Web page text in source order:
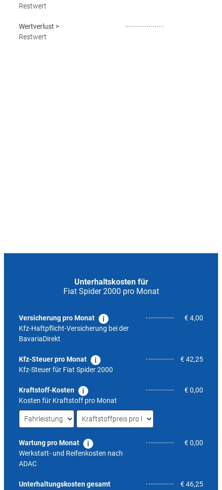
Restwert
Wertverlust >
Restwert
Unterhaltskosten für
Fiat Spider 2000 pro Monat
Versicherung pro Monat
Kfz-Haftpflicht-Versicherung bei der
BavariaDirekt
€ 4,00
Kfz-Steuer pro Monat
Kfz-Steuer für Fiat Spider 2000
€ 42,25
Kraftstoff-Kosten
Kosten für Kraftstoff pro Monat
€ 0,00
Wartung pro Monat
Werkstatt- und Reifenkosten nach
ADAC
€ 0,00
Unterhaltungskosten gesamt
€ 46,25nicht